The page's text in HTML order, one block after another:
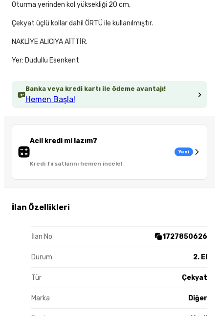
Banka veya kredi kartı ile ödeme avantajı!
Hemen Başla!
Acil kredi mi lazım?
Kredi fırsatlarını hemen incele!
Yeni
İlan Özellikleri
İlan No 1727850626
Durum 2. El
Tür Çekyat
Marka Diğer
Oturma yerinden kol yüksekliği 20 cm,
Çekyat üçlü kollar dahil ÖRTÜ ile kullanılmıştır.
NAKLİYE ALICIYA AİTTİR.
Yer: Dudullu Esenkent